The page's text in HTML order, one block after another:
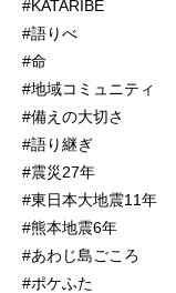
#KATARIBE
#語りべ
#命
#地域コミュニティ
#備えの大切さ
#語り継ぎ
#震災27年
#東日本大地震11年
#熊本地震6年
#あわじ島ごころ
#ポケふた